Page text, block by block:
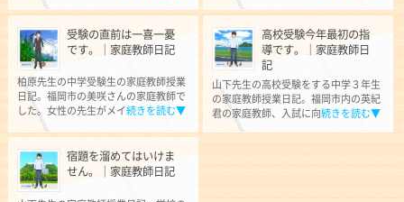
受験の直前は一喜一憂
です。｜家庭教師日記
柏原先生の中学受験生の家庭教師授業
日記。福岡市の美咲さんの家庭教師で
した。女性の先生がメイ続きを読む▼
高校受験今年最初の指
導です。｜家庭教師日
記
山下先生の高校受験をする中学３年生
の家庭教師授業日記。福岡市内の英紀
君の家庭教師、入試に向続きを読む▼
宿題を溜めてはいけま
せん。｜家庭教師日記